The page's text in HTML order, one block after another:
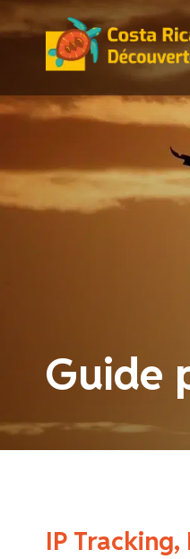
au
contenu
Guide
IP Tracking,